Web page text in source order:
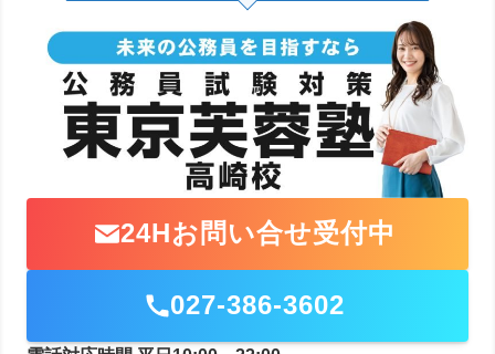
24Hお問い合せ受付中
027-386-3602